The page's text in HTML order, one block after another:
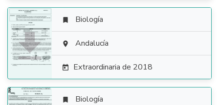

 Biología
 Andalucía
 Extraordinaria de 2018
 Biología